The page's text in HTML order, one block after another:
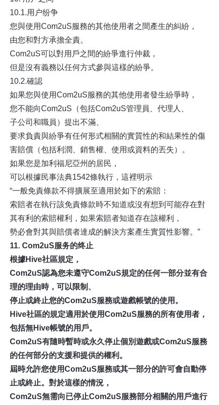
10.1.用户纷争
您與使用Com2uS服務的其他使用者之間產生的糾紛，
由您和對方承擔全責。
Com2uS可以對用戶之間的紛爭進行仲裁，
但是沒有義務以任何方式參與這樣的紛爭。
10.2.確認
如果您與使用Com2uS服務的其他使用者發生紛爭時，
您不能向Com2uS（包括Com2uS管理員、代理人、
子公司和職員）提出不滿、
要求負責與紛爭有任何形式相關的實質性的和結果性的傷
害賠償（包括利潤、銷售權、使用或資料的丟失）。
如果您是加利福尼亞州的居民，
可以根據民事法典1542條執行，這裡明示
“一般免責條款不得擴展至適用於如下的索賠：
索賠者在執行該免責條款時不知道或沒有想到可能存在對
其有利的索賠權利，如果索賠者知道存在該權利，
勢必會對其與賠償者達成的解決方案產生實質性影響。”
11. Com2uS服务的终止
根據Hive社區規定，
Com2uS認為您未遵守Com2uS規定的任何一部分並有合
理的理由時，可以限制、
停止或終止您的Com2uS服務或遊戲帳號的使用。
Hive社區的規定適用於使用Com2uS服務的所有使用者，
包括無Hive帳號的用戶。
Com2uS有隨時暫時或永久停止個別遊戲或Com2uS服務
的任何部分的支援和提供的權利。
屆時允許您使用Com2uS服務或其一部分的許可會自動停
止或終止。對於這樣的情況，
Com2uS無需向已停止Com2uS服務部分相關的用戶進行